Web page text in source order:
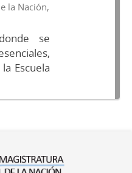
la Nación,
se
Escuela